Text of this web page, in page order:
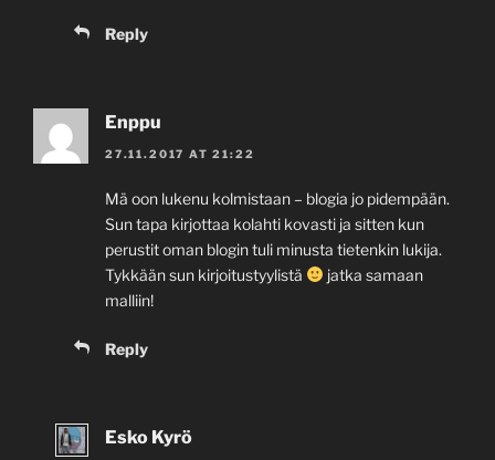
Reply
Enppu
27.11.2017 AT 21:22
Mä oon lukenu kolmistaan – blogia jo pidempään.
Sun tapa kirjottaa kolahti kovasti ja sitten kun
perustit oman blogin tuli minusta tietenkin lukija.
Tykkään sun kirjoitustyylistä
jatka samaan
malliin!
Reply
Esko Kyrö